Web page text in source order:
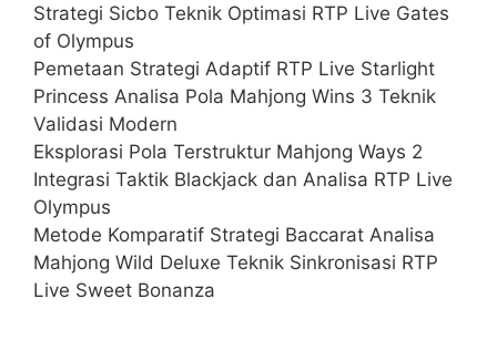
Strategi Sicbo Teknik Optimasi RTP Live Gates
of Olympus
Pemetaan Strategi Adaptif RTP Live Starlight
Princess Analisa Pola Mahjong Wins 3 Teknik
Validasi Modern
Eksplorasi Pola Terstruktur Mahjong Ways 2
Integrasi Taktik Blackjack dan Analisa RTP Live
Olympus
Metode Komparatif Strategi Baccarat Analisa
Mahjong Wild Deluxe Teknik Sinkronisasi RTP
Live Sweet Bonanza